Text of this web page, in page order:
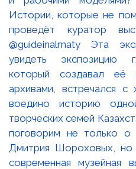
Истории, которые не
проведёт куратор
@guideinalmaty Эта
увидеть экспозицию
который создавал её
архивами, встречался
воедино историю
творческих семей
поговорим не только о
Дмитрия Шороховых, но
современная музейная